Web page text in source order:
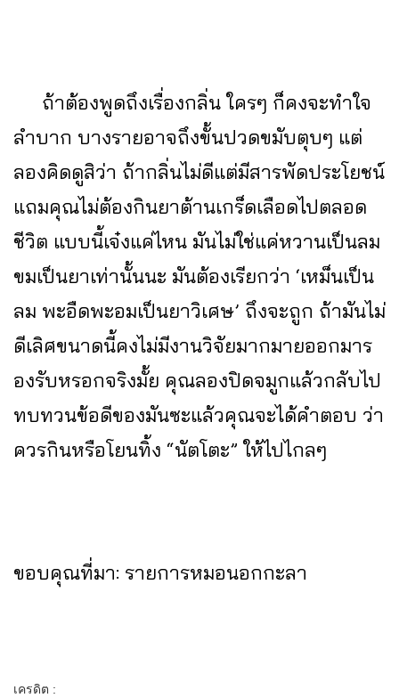
ถ้าต้องพูดถึงเรื่องกลิ่น ใครๆ ก็คงจะทำใจ
ลำบาก บางรายอาจถึงขั้นปวดขมับตุบๆ แต่
ลองคิดดูสิว่า ถ้ากลิ่นไม่ดีแต่มีสารพัดประโยชน์
แถมคุณไม่ต้องกินยาต้านเกร็ดเลือดไปตลอด
ชีวิต แบบนี้เจ๋งแค่ไหน มันไม่ใช่แค่หวานเป็นลม
ขมเป็นยาเท่านั้นนะ มันต้องเรียกว่า ‘เหม็นเป็น
ลม พะอืดพะอมเป็นยาวิเศษ’ ถึงจะถูก ถ้ามันไม่
ดีเลิศขนาดนี้คงไม่มีงานวิจัยมากมายออกมาร
องรับหรอกจริงมั้ย คุณลองปิดจมูกแล้วกลับไป
ทบทวนข้อดีของมันซะแล้วคุณจะได้คำตอบ ว่า
ควรกินหรือโยนทิ้ง “นัตโตะ” ให้ไปไกลๆ
ขอบคุณที่มา: รายการหมอนอกกะลา
เครดิต :